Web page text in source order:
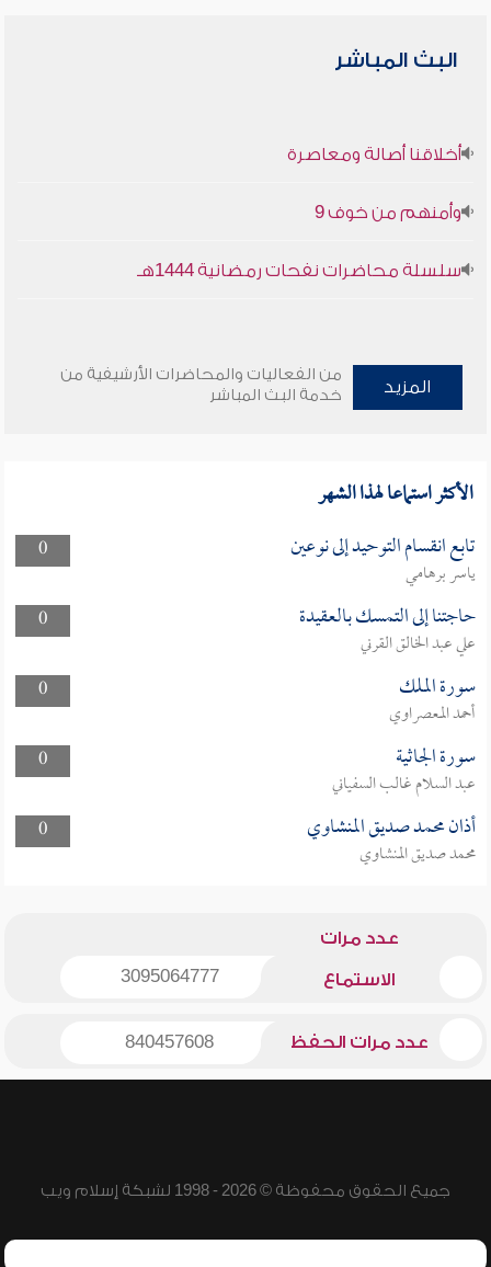
البث المباشر
أخلاقنا أصالة ومعاصرة
وأمنهم من خوف 9
سلسلة محاضرات نفحات رمضانية 1444هـ
المزيد
من الفعاليات والمحاضرات الأرشيفية من
خدمة البث المباشر
الأكثر استماعا لهذا الشهر
0 تابع انقسام التوحيد إلى نوعين
ياسر برهامي
0
حاجتنا إلى التمسك بالعقيدة
علي عبد الخالق القرني
0
سورة الملك
أحمد المعصراوي
0
سورة الجاثية
عبد السلام غالب السفياني
0
أذان محمد صديق المنشاوي
محمد صديق المنشاوي
عدد مرات
الاستماع 3095064777
عدد مرات الحفظ 840457608
جميع الحقوق محفوظة © 2026 - 1998 لشبكة إسلام ويب